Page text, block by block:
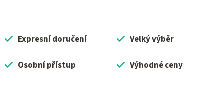
Expresní doručení Velký výběr
Osobní přístup Výhodné ceny